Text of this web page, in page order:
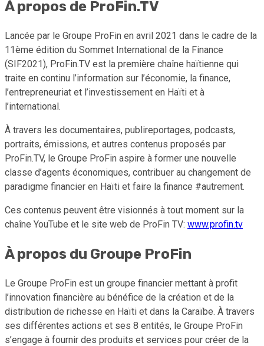
À propos de ProFin.TV
Lancée par le Groupe ProFin en avril 2021 dans le cadre de la
11ème édition du Sommet International de la Finance
(SIF2021), ProFin.TV est la première chaîne haïtienne qui
traite en continu l’information sur l’économie, la finance,
l’entrepreneuriat et l’investissement en Haïti et à
l’international.
À travers les documentaires, publireportages, podcasts,
portraits, émissions, et autres contenus proposés par
ProFin.TV, le Groupe ProFin aspire à former une nouvelle
classe d’agents économiques, contribuer au changement de
paradigme financier en Haïti et faire la finance #autrement.
Ces contenus peuvent être visionnés à tout moment sur la
chaîne YouTube et le site web de ProFin TV: www.profin.tv
À propos du Groupe ProFin
Le Groupe ProFin est un groupe financier mettant à profit
l’innovation financière au bénéfice de la création et de la
distribution de richesse en Haïti et dans la Caraïbe. À travers
ses différentes actions et ses 8 entités, le Groupe ProFin
s’engage à fournir des produits et services pour créer de la